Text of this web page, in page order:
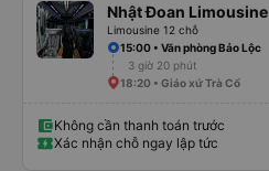
Nhật Đoan Limousine
Limousine 12 chỗ
15:00 • Văn phòng Bảo Lộc
3 giờ 20 phút
18:20 • Giáo xứ Trà Cổ
Không cần thanh toán trước
Xác nhận chỗ ngay lập tức